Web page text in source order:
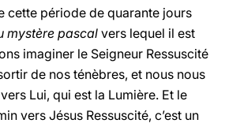
cette période de quarante jours
mystère pascal vers lequel il est
imaginer le Seigneur Ressuscité
de nos ténèbres, et nous nous
Lui, qui est la Lumière. Et le
vers Jésus Ressuscité, c’est un